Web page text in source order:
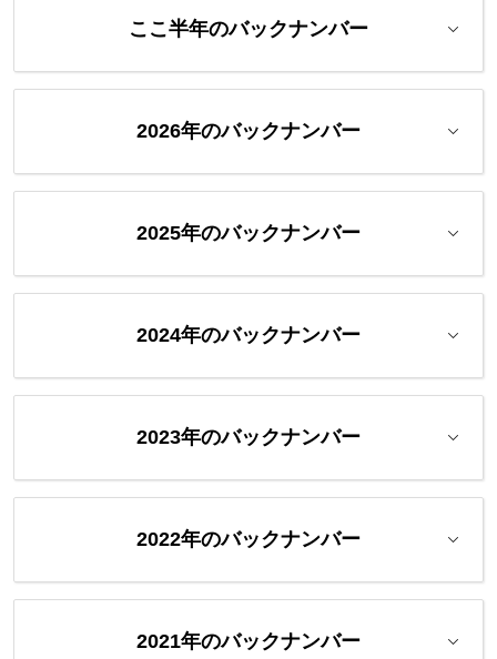
ここ半年のバックナンバー
2026年のバックナンバー
2025年のバックナンバー
2024年のバックナンバー
2023年のバックナンバー
2022年のバックナンバー
2021年のバックナンバー